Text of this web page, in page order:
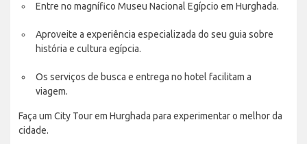
Entre no magnífico Museu Nacional Egípcio em Hurghada.
Aproveite a experiência especializada do seu guia sobre
história e cultura egípcia.
Os serviços de busca e entrega no hotel facilitam a
viagem.
Faça um City Tour em Hurghada para experimentar o melhor da
cidade.